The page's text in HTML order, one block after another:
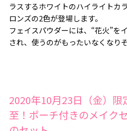
ラスするホワイトのハイライトカ
ロンズの2色が登場します。
フェイスパウダーには、“花火”を
され、使うのがもったいなくなり
2020年10月23日（金）限
至！ポーチ付きのメイク